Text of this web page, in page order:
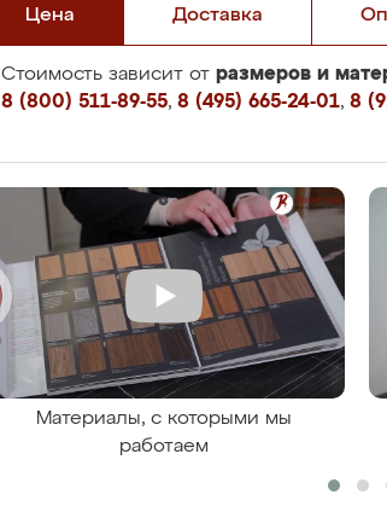
Цена Доставка
Стоимость зависит от размеров и
8 (800) 511-89-55, 8 (495) 665-24-01, 8
Материалы, с которыми мы
работаем